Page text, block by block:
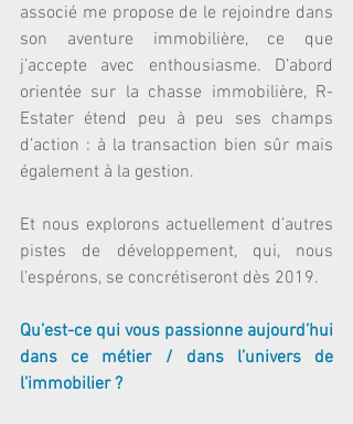
associé me propose de le rejoindre dans
son aventure immobilière, ce que
j’accepte avec enthousiasme. D’abord
orientée sur la chasse immobilière, R-
Estater étend peu à peu ses champs
d’action : à la transaction bien sûr mais
également à la gestion.
Et nous explorons actuellement d’autres
pistes de développement, qui, nous
l’espérons, se concrétiseront dès 2019.
Qu’est-ce qui vous passionne aujourd’hui
dans ce métier / dans l’univers de
l’immobilier ?